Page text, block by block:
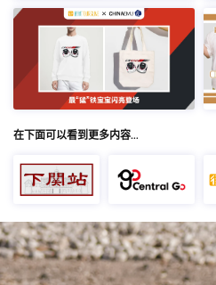
在下面可以看到更多内容…